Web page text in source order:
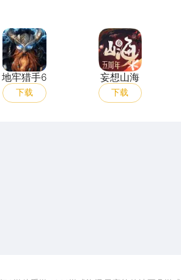
地牢猎手6
地牢猎手6
下载
妄想山海
妄想山海
下载